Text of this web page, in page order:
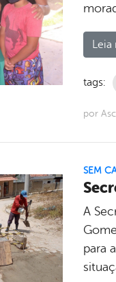
Leia
tags:
por
SEM
A
para